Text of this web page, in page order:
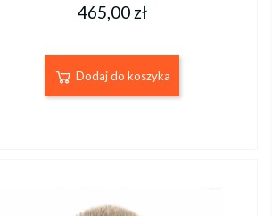
465,00 zł
Dodaj do koszyka